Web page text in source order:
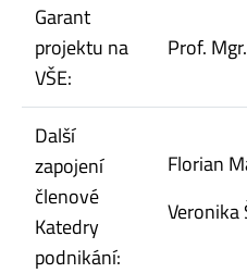
Garant
projektu na
VŠE:
Prof.
Další
zapojení
členové
Katedry
podnikání:
Florian
Veronika